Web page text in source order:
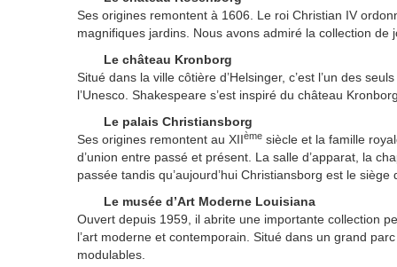
Ses origines remontent à 1606. Le roi Christian IV
magnifiques jardins. Nous avons admiré la collection de
Le château Kronborg
Situé dans la ville côtière d’Helsinger, c’est l’un des
l’Unesco. Shakespeare s’est inspiré du château
Le palais Christiansborg
Ses origines remontent au XIIème siècle et la famille
d’union entre passé et présent. La salle d’apparat, la
passée tandis qu’aujourd’hui Christiansborg est le
Le musée d’Art Moderne Louisiana
Ouvert depuis 1959, il abrite une importante collection
l’art moderne et contemporain. Situé dans un grand
modulables.